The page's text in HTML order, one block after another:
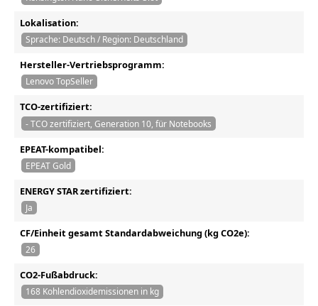
Lokalisation:
Sprache: Deutsch / Region: Deutschland
Hersteller-Vertriebsprogramm:
Lenovo TopSeller
TCO-zertifiziert:
- TCO zertifiziert, Generation 10, für Notebooks
EPEAT-kompatibel:
EPEAT Gold
ENERGY STAR zertifiziert:
Ja
CF/Einheit gesamt Standardabweichung (kg CO2e):
26
CO2-Fußabdruck:
168 Kohlendioxidemissionen in kg